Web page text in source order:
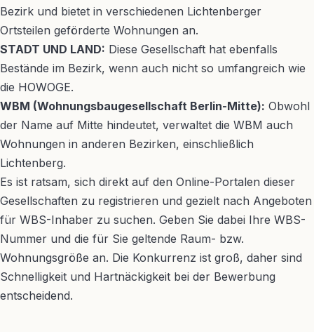
Bezirk und bietet in verschiedenen Lichtenberger
Ortsteilen geförderte Wohnungen an.
STADT UND LAND: Diese Gesellschaft hat ebenfalls
Bestände im Bezirk, wenn auch nicht so umfangreich wie
die HOWOGE.
WBM (Wohnungsbaugesellschaft Berlin-Mitte): Obwohl
der Name auf Mitte hindeutet, verwaltet die WBM auch
Wohnungen in anderen Bezirken, einschließlich
Lichtenberg.
Es ist ratsam, sich direkt auf den Online-Portalen dieser
Gesellschaften zu registrieren und gezielt nach Angeboten
für WBS-Inhaber zu suchen. Geben Sie dabei Ihre WBS-
Nummer und die für Sie geltende Raum- bzw.
Wohnungsgröße an. Die Konkurrenz ist groß, daher sind
Schnelligkeit und Hartnäckigkeit bei der Bewerbung
entscheidend.